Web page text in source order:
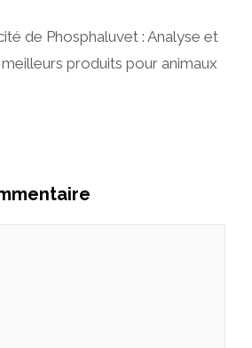
de Phosphaluvet : Analyse et
produits pour animaux